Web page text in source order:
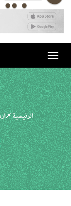
Toggle
navigation
الرئيسية